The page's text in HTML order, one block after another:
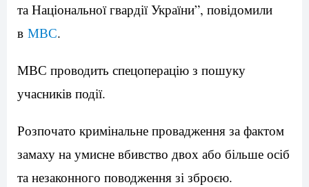
та Національної гвардії України”, повідомили
в МВС.
МВС проводить спецоперацію з пошуку
учасників події.
Розпочато кримінальне провадження за фактом
замаху на умисне вбивство двох або більше осіб
та незаконного поводження зі зброєю.